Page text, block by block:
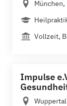
Vollzeit,
Impulse
Wuppertal